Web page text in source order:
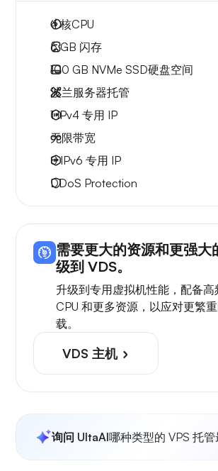
4核CPU
6 GB 闪存
100 GB NVMe SSD硬盘空间
波兰服务器托管
1 IPv4 专用 IP
无限带宽
8 IPv6 专用 IP
DDoS Protection
需要更大的资源和更强大
级到 VDS。
升级到专用虚拟机性能，配备高
CPU 和更多资源，以应对更繁
载。
VDS 主机
询问 UltaAI哪种类型的 VPS 托管